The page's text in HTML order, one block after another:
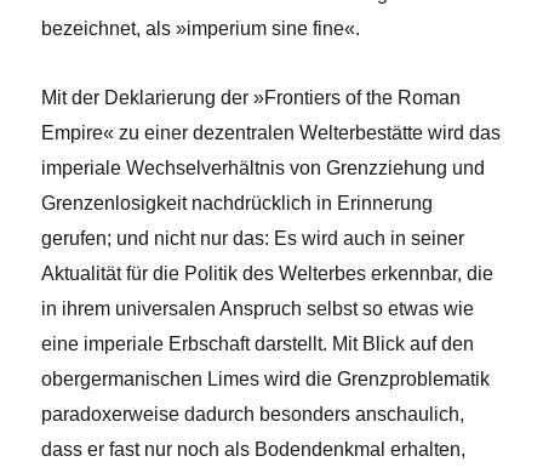
bezeichnet, als »imperium sine fine«.
Mit der Deklarierung der »Frontiers of the Roman
Empire« zu einer dezentralen Welterbestätte wird das
imperiale Wechselverhältnis von Grenzziehung und
Grenzenlosigkeit nachdrücklich in Erinnerung
gerufen; und nicht nur das: Es wird auch in seiner
Aktualität für die Politik des Welterbes erkennbar, die
in ihrem universalen Anspruch selbst so etwas wie
eine imperiale Erbschaft darstellt. Mit Blick auf den
obergermanischen Limes wird die Grenzproblematik
paradoxerweise dadurch besonders anschaulich,
dass er fast nur noch als Bodendenkmal erhalten,